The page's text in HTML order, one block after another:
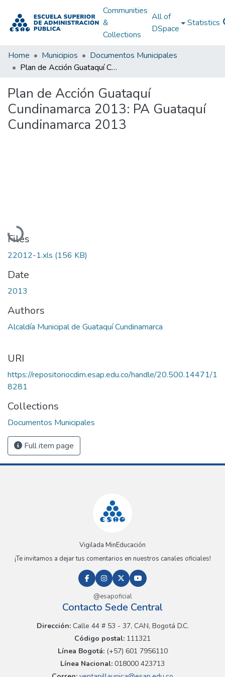
Communities
&
Collections
All of
DSpace
Statistics
Home Municipios
Documentos Municipales
Plan de Acción Guataquí Cundinamarca 2013: PA Guataquí Cundinamarca 2013
Plan de Acción Guataquí
Cundinamarca 2013: PA Guataquí
Cundinamarca 2013
Loading...
Files
22012-1.xls (156 KB)
Date
2013
Authors
Alcaldía Municipal de Guataquí Cundinamarca
URI
https://repositoriocdim.esap.edu.co/handle/20.500.14471/1
8281
Collections
Documentos Municipales
Full item page
Vigilada MinEducación
¡Te invitamos a dejar tus comentarios en nuestros canales oficiales!
@esapoficial
Contacto Sede Central
Dirección:Calle 44 # 53 - 37, CAN, Bogotá D.C.
Código postal: 111321
Línea Bogotá:(+57) 601 7956110
Línea Nacional: 018000 423713